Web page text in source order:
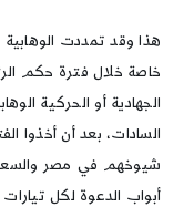
هذا وقد تمددت
خاصة خلال فترة حكم
الجهادية أو الحركية
السادات، بعد أن أخذوا
شيوخهم في مصر
أبواب الدعوة لكل